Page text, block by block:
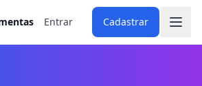
Entrar Cadastrar